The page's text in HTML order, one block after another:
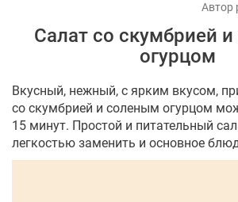
Салат со скумбрией
огурцом
Вкусный, нежный, с ярким вкусом,
со скумбрией и соленым огурцом
15 минут. Простой и питательный
легкостью заменить и основное